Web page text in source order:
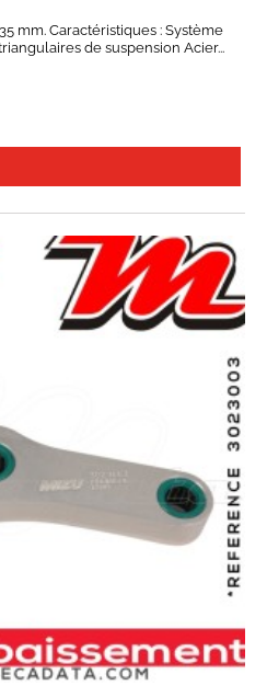
mm. Caractéristiques : Système
de suspension Acier...